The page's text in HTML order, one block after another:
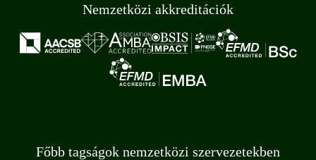
Nemzetközi akkreditációk
Főbb tagságok nemzetközi szervezetekben